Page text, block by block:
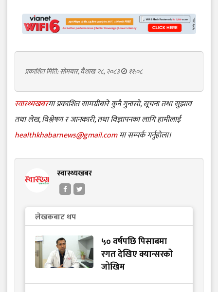
प्रकाशित मिति: सोमबार, वैशाख २८, २०८३ ११:०८
स्वास्थ्यखबरमा प्रकाशित सामग्रीबारे कुनै गुनासो, सूचना तथा सुझाव
तथा लेख, विश्लेषण र जानकारी, तथा विज्ञापनका लागि हामीलाई
healthkhabarnews@gmail.comमा सम्पर्क गर्नुहोला।
स्वास्थ्यखबर
लेखकबाट थप
५० वर्षपछि पिसाबमा
रगत देखिए क्यान्सरको
जोखिम